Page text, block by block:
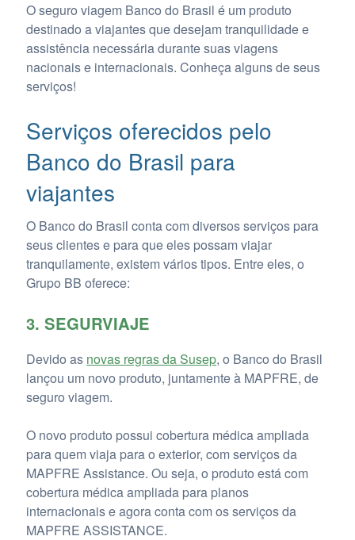
O seguro viagem Banco do Brasil é um produto
destinado a viajantes que desejam tranquilidade e
assistência necessária durante suas viagens
nacionais e internacionais. Conheça alguns de seus
serviços!
Serviços oferecidos pelo
Banco do Brasil para
viajantes
O Banco do Brasil conta com diversos serviços para
seus clientes e para que eles possam viajar
tranquilamente, existem vários tipos. Entre eles, o
Grupo BB oferece:
3. SEGURVIAJE
Devido as novas regras da Susep, o Banco do Brasil
lançou um novo produto, juntamente à MAPFRE, de
seguro viagem.
O novo produto possui cobertura médica ampliada
para quem viaja para o exterior, com serviços da
MAPFRE Assistance. Ou seja, o produto está com
cobertura médica ampliada para planos
internacionais e agora conta com os serviços da
MAPFRE ASSISTANCE.